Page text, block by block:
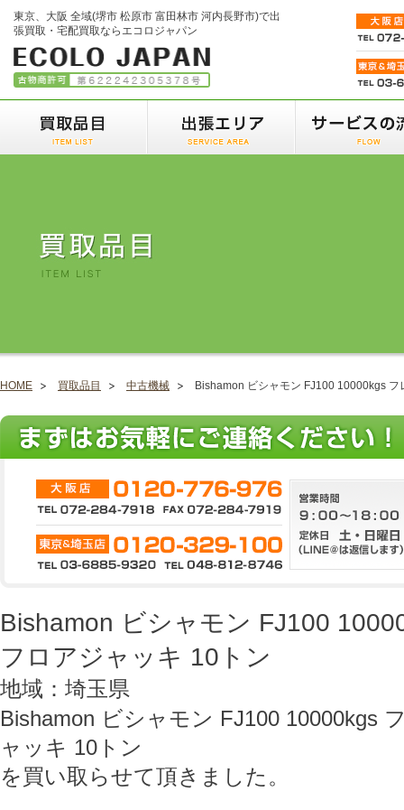
東京、大阪 全域(堺市 松原市 富田林市 河内長野市)で出
張買取・宅配買取ならエコロジャパン
HOME 買取品目 中古機械 Bishamon ビシャモン FJ100 10000kgs
Bishamon ビシャモン FJ100
フロアジャッキ 10トン
地域：埼玉県
Bishamon ビシャモン FJ100 10000kgs
ャッキ 10トン
を買い取らせて頂きました。